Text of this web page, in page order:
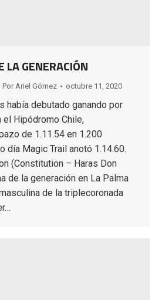
LA GENERACIÓN
Por Ariel Gómez octubre 11, 2020
había debutado ganando por
Hipódromo Chile,
de 1.11.54 en 1.200
día Magic Trail anotó 1.14.60.
(Constitution – Haras Don
de la generación en La Palma
de la triplecoronada